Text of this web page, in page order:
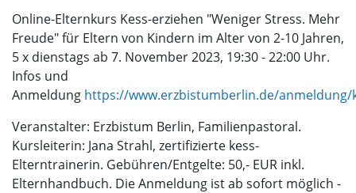
Online-Elternkurs Kess-erziehen "Weniger Stress. Mehr
Freude" für Eltern von Kindern im Alter von 2-10 Jahren,
5 x dienstags ab 7. November 2023, 19:30 - 22:00 Uhr.
Infos und
Anmeldung https://www.erzbistumberlin.de/anmeldung/
Veranstalter: Erzbistum Berlin, Familienpastoral.
Kursleiterin: Jana Strahl, zertifizierte kess-
Elterntrainerin. Gebühren/Entgelte: 50,- EUR inkl.
Elternhandbuch. Die Anmeldung ist ab sofort möglich -